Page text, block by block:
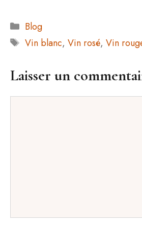
Catégories
Blog
Étiquettes
Vin blanc, Vin rosé, Vin
Laisser un